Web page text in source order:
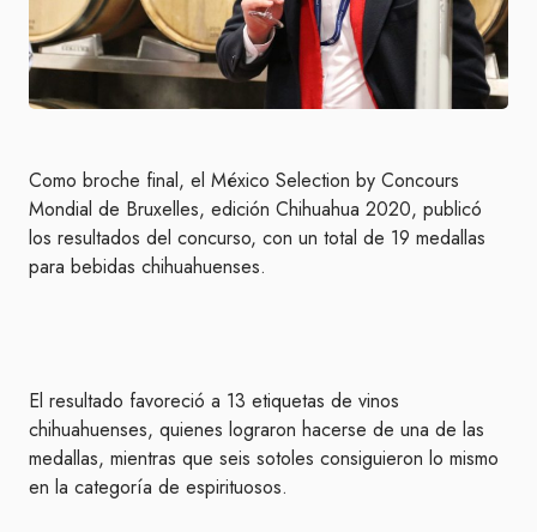
Como broche final, el México Selection by Concours
Mondial de Bruxelles, edición Chihuahua 2020, publicó
los resultados del concurso, con un total de 19 medallas
para bebidas chihuahuenses.
El resultado favoreció a 13 etiquetas de vinos
chihuahuenses, quienes lograron hacerse de una de las
medallas, mientras que seis sotoles consiguieron lo mismo
en la categoría de espirituosos.